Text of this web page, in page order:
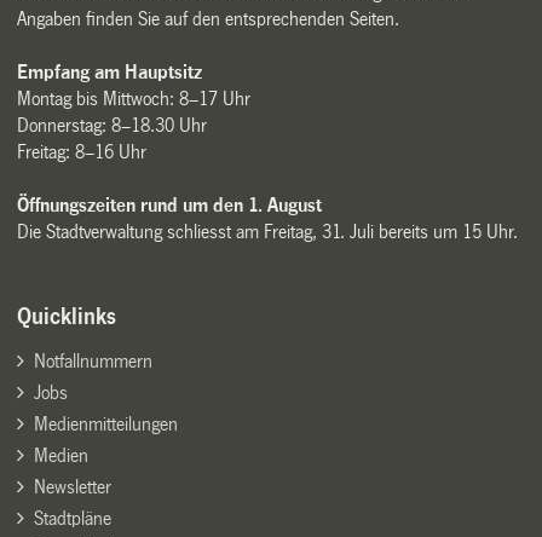
Angaben finden Sie auf den entsprechenden Seiten.
Empfang am Hauptsitz
Montag bis Mittwoch: 8–17 Uhr
Donnerstag: 8–18.30 Uhr
Freitag: 8–16 Uhr
Öffnungszeiten rund um den 1. August
Die Stadtverwaltung schliesst am Freitag, 31. Juli bereits um 15 Uhr.
Quicklinks
Notfallnummern
Jobs
Medienmitteilungen
Medien
Newsletter
Stadtpläne